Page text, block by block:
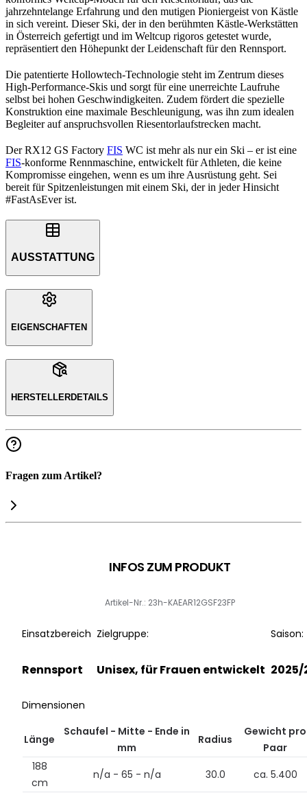
jahrzehntelange Erfahrung und den mutigen Pioniergeist von Kästle
in sich vereint. Dieser Ski, der in den berühmten Kästle-Werkstätten
in Österreich gefertigt und im Weltcup rigoros getestet wurde,
repräsentiert den Höhepunkt der Leidenschaft für den Rennsport.
Die patentierte Hollowtech-Technologie steht im Zentrum dieses
High-Performance-Skis und sorgt für eine unerreichte Laufruhe
selbst bei hohen Geschwindigkeiten. Zudem fördert die spezielle
Konstruktion eine maximale Beschleunigung, was ihn zum idealen
Begleiter auf anspruchsvollen Riesentorlaufstrecken macht.
Der RX12 GS Factory FIS WC ist mehr als nur ein Ski – er ist eine
FIS-konforme Rennmaschine, entwickelt für Athleten, die keine
Kompromisse eingehen, wenn es um ihre Ausrüstung geht. Sei
bereit für Spitzenleistungen mit einem Ski, der in jeder Hinsicht
#FastAsEver ist.
AUSSTATTUNG
EIGENSCHAFTEN
HERSTELLERDETAILS
Fragen zum Artikel?
INFOS ZUM PRODUKT
Artikel-Nr.: 23h-KAEAR12GSF23FP
Einsatzbereich
Rennsport
Zielgruppe:
Unisex, für Frauen entwickelt
Saison:
2025/
Dimensionen
Länge
Schaufel - Mitte - Ende in
mm
Radius
Gewicht pro
Paar
188
cm
n/a - 65 - n/a 30.0
ca. 5.400